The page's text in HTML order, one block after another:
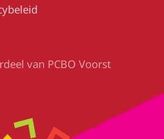
van PCBO Voorst